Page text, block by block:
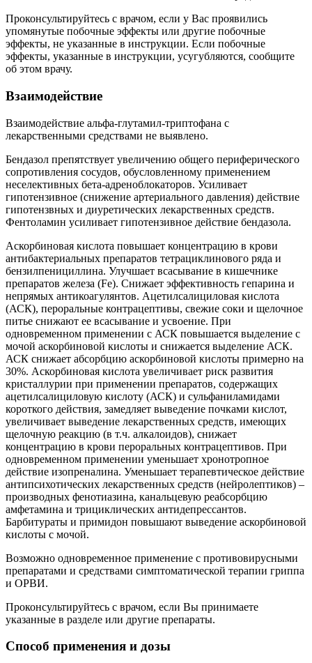
Проконсультируйтесь с врачом, если у Вас проявились
упомянутые побочные эффекты или другие побочные
эффекты, не указанные в инструкции. Если побочные
эффекты, указанные в инструкции, усугубляются, сообщите
об этом врачу.
Взаимодействие
Взаимодействие альфа-глутамил-триптофана с
лекарственными средствами не выявлено.
Бендазол препятствует увеличению общего периферического
сопротивления сосудов, обусловленному применением
неселективных бета-адреноблокаторов. Усиливает
гипотензивное (снижение артериального давления) действие
гипотензвных и диуретических лекарственных средств.
Фентоламин усиливает гипотензивное действие бендазола.
Аскорбиновая кислота повышает концентрацию в крови
антибактериальных препаратов тетрациклинового ряда и
бензилпенициллина. Улучшает всасывание в кишечнике
препаратов железа (Fe). Снижает эффективность гепарина и
непрямых антикоагулянтов. Ацетилсалициловая кислота
(АСК), пероральные контрацептивы, свежие соки и щелочное
питье снижают ее всасывание и усвоение. При
одновременном применении с АСК повышается выделение с
мочой аскорбиновой кислоты и снижается выделение АСК.
АСК снижает абсорбцию аскорбиновой кислоты примерно на
30%. Аскорбиновая кислота увеличивает риск развития
кристаллурии при применении препаратов, содержащих
ацетилсалициловую кислоту (АСК) и сульфаниламидами
короткого действия, замедляет выведение почками кислот,
увеличивает выведение лекарственных средств, имеющих
щелочную реакцию (в т.ч. алкалоидов), снижает
концентрацию в крови пероральных контрацептивов. При
одновременном применении уменьшает хронотропное
действие изопреналина. Уменьшает терапевтическое действие
антипсихотических лекарственных средств (нейролептиков) –
производных фенотиазина, канальцевую реабсорбцию
амфетамина и трициклических антидепрессантов.
Барбитураты и примидон повышают выведение аскорбиновой
кислоты с мочой.
Возможно одновременное применение с противовирусными
препаратами и средствами симптоматической терапии гриппа
и ОРВИ.
Проконсультируйтесь с врачом, если Вы принимаете
указанные в разделе или другие препараты.
Способ применения и дозы